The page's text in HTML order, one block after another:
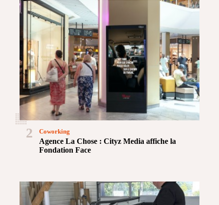
2
Agence La Chose : Cityz Media affiche la
Fondation Face
Coworking